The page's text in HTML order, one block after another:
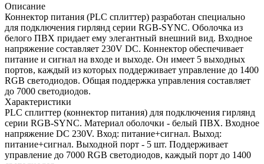
Описание
Коннектор питания (PLC сплиттер) разработан специально
для подключения гирлянд серии RGB-SYNC. Оболочка из
белого ПВХ придает ему элегантный внешний вид. Входное
напряжение составляет 230V DC. Коннектор обеспечивает
питание и сигнал на входе и выходе. Он имеет 5 выходных
портов, каждый из которых поддерживает управление до 1400
RGB светодиодов. Общая поддержка управления составляет
до 7000 светодиодов.
Характеристики
PLC сплиттер (коннектор питания) для подключения гирлянд
серии RGB-SYNC. Материал оболочки - белый ПВХ. Входное
напряжение DC 230V. Вход: питание+сигнал. Выход:
питание+сигнал. Выходной порт - 5 шт. Поддерживает
управление до 7000 RGB светодиодов, каждый порт до 1400